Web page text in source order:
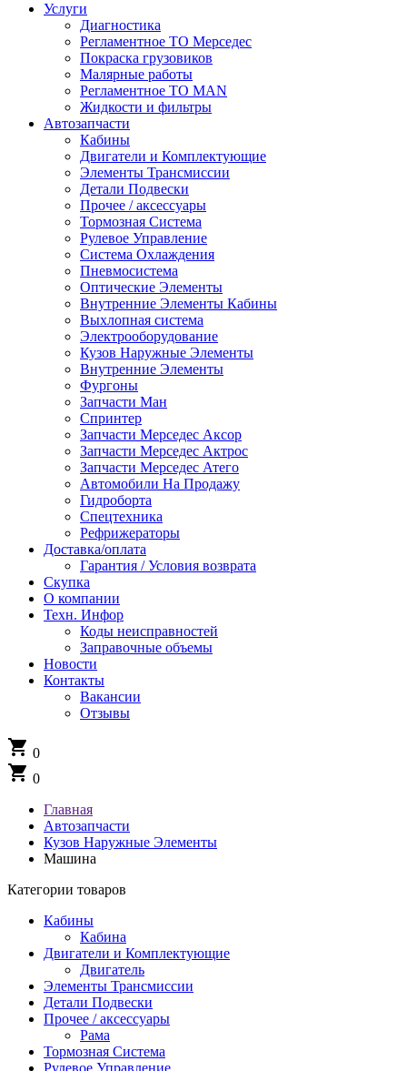
Услуги
Диагностика
Регламентное ТО Мерседес
Покраска грузовиков
Малярные работы
Регламентное ТО MAN
Жидкости и фильтры
Автозапчасти
Кабины
Двигатели и Комплектующие
Элементы Трансмиссии
Детали Подвески
Прочее / аксессуары
Тормозная Система
Рулевое Управление
Система Охлаждения
Пневмосистема
Оптические Элементы
Внутренние Элементы Кабины
Выхлопная система
Электрооборудование
Кузов Наружные Элементы
Внутренние Элементы
Фургоны
Запчасти Ман
Спринтер
Запчасти Мерседес Аксор
Запчасти Мерседес Актрос
Запчасти Мерседес Атего
Автомобили На Продажу
Гидроборта
Спецтехника
Рефрижераторы
Доставка/оплата
Гарантия / Условия возврата
Скупка
О компании
Техн. Инфор
Коды неисправностей
Заправочные объемы
Новости
Контакты
Вакансии
Отзывы
shopping_cart 0
shopping_cart 0
Главная
Автозапчасти
Кузов Наружные Элементы
Машина
Категории товаров
Кабины
Кабина
Двигатели и Комплектующие
Двигатель
Элементы Трансмиссии
Детали Подвески
Прочее / аксессуары
Рама
Тормозная Система
Рулевое Управление